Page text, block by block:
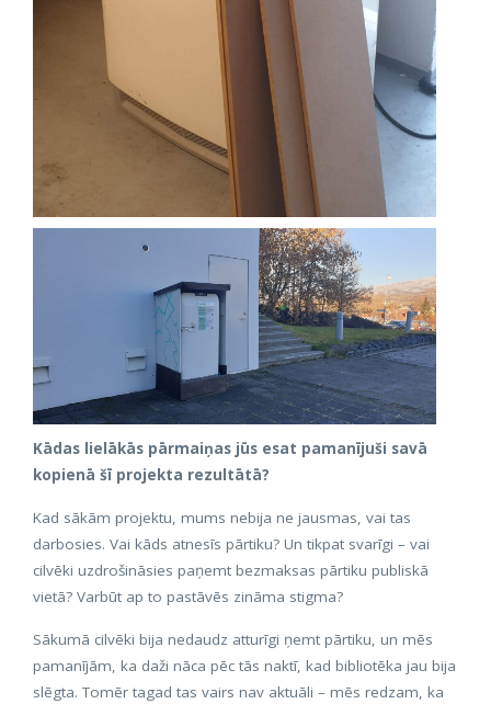
Kādas lielākās pārmaiņas jūs esat pamanījuši savā
kopienā šī projekta rezultātā?
Kad sākām projektu, mums nebija ne jausmas, vai tas
darbosies. Vai kāds atnesīs pārtiku? Un tikpat svarīgi – vai
cilvēki uzdrošināsies paņemt bezmaksas pārtiku publiskā
vietā? Varbūt ap to pastāvēs zināma stigma?
Sākumā cilvēki bija nedaudz atturīgi ņemt pārtiku, un mēs
pamanījām, ka daži nāca pēc tās naktī, kad bibliotēka jau bija
slēgta. Tomēr tagad tas vairs nav aktuāli – mēs redzam, ka